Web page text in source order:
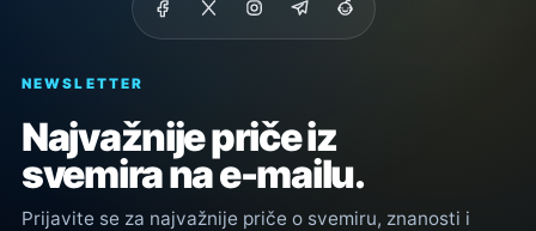
NEWSLETTER
Najvažnije priče iz
svemira na e-mailu.
Prijavite se za najvažnije priče o svemiru, znanosti i